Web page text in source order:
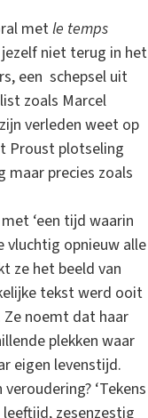
metle temps
niet terug in het
een schepsel uit
zoals Marcel
verleden weet op
Proust plotseling
precies zoals
‘een tijd waarin
vluchtig opnieuw alle
ze het beeld van
tekst werd ooit
noemt dat haar
plekken waar
eigen levenstijd.
‘Tekens
zesenzestig